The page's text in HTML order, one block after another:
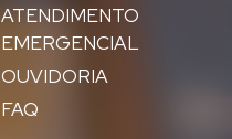
ATENDIMENTO
EMERGENCIAL
OUVIDORIA
FAQ